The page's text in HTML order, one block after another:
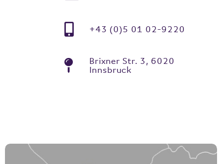
+43 (0)5 01 02-9220
Brixner Str. 3, 6020
Innsbruck